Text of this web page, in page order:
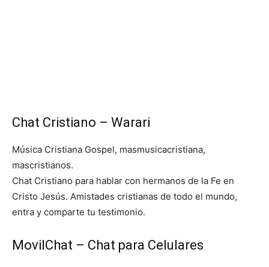
Chat Cristiano – Warari
Música Cristiana Gospel, masmusicacristiana,
mascristianos.
Chat Cristiano para hablar con hermanos de la Fe en
Cristo Jesús. Amistades cristianas de todo el mundo,
entra y comparte tu testimonio.
MovilChat – Chat para Celulares